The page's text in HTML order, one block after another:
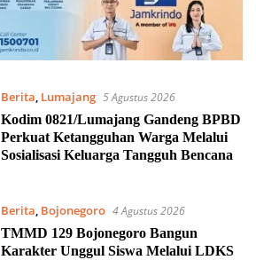
Berita, Lumajang 5 Agustus 2026
Kodim 0821/Lumajang Gandeng BPBD
Perkuat Ketangguhan Warga Melalui
Sosialisasi Keluarga Tangguh Bencana
Berita, Bojonegoro 4 Agustus 2026
TMMD 129 Bojonegoro Bangun
Karakter Unggul Siswa Melalui LDKS